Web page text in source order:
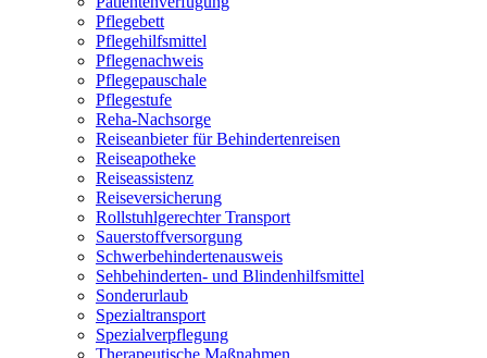
Pflegebett
Pflegehilfsmittel
Pflegenachweis
Pflegepauschale
Pflegestufe
Reha-Nachsorge
Reiseanbieter für Behindertenreisen
Reiseapotheke
Reiseassistenz
Reiseversicherung
Rollstuhlgerechter Transport
Sauerstoffversorgung
Schwerbehindertenausweis
Sehbehinderten- und Blindenhilfsmittel
Sonderurlaub
Spezialtransport
Spezialverpflegung
Therapeutische Maßnahmen